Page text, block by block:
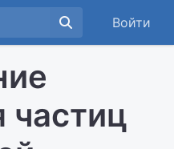
Войти
частиц